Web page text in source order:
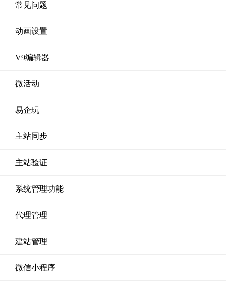
常见问题
动画设置
V9编辑器
微活动
易企玩
主站同步
主站验证
系统管理功能
代理管理
建站管理
微信小程序